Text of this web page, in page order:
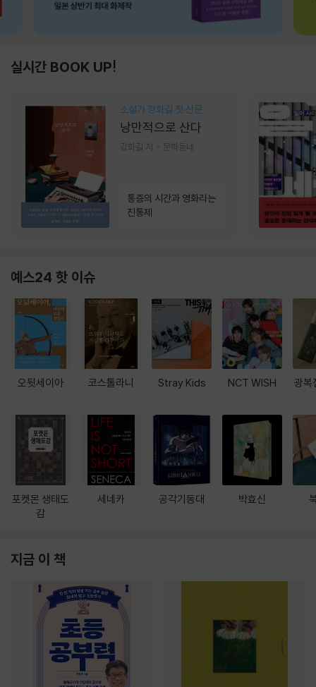
실시간 BOOK UP!
소설가 강화길 첫 산문
낭만적으로 산다
강화길 저 문학동네
통증의 시간과 영화라는
진통제
예스24 핫 이슈
오뒷세이아
포켓몬 생태도
감
코스톨라니
세네카
Stray Kids
공각기동대
NCT WISH
박효신
광복
지금 이 책